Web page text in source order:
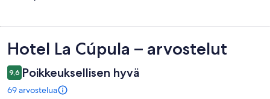
Arvostelut
Hotel La Cúpula – arvostelut
9,6 Poikkeuksellisen hyvä
69 arvostelua